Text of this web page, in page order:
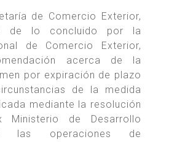
de Comercio Exterior,
de lo concluido por la
de Comercio Exterior,
acerca de la
por expiración de plazo
de la medida
mediante la resolución
de Desarrollo
las operaciones de